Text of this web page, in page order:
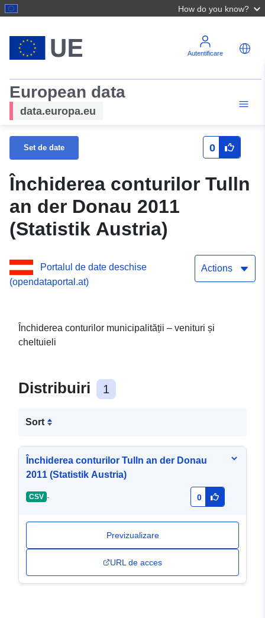
How do you know?
Autentificare
European data
data.europa.eu
Set de date 0
Închiderea conturilor Tulln
an der Donau 2011
(Statistik Austria)
Portalul de date deschise
(opendataportal.at)
Actions
Închiderea conturilor municipalității – venituri și
cheltuieli
Distribuiri 1
Sort
Închiderea conturilor Tulln an der Donau
2011 (Statistik Austria)
CSV - 0
Previzualizare
URL de acces